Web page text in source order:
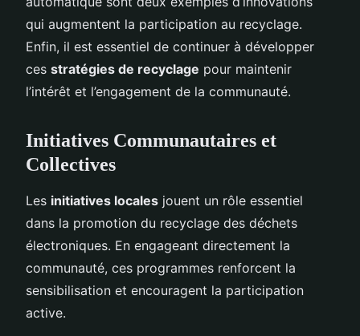
qui augmentent la participation au recyclage.
Enfin, il est essentiel de continuer à développer
ces stratégies de recyclage pour maintenir
l’intérêt et l’engagement de la communauté.
Initiatives Communautaires et
Collectives
Les initiatives locales jouent un rôle essentiel
dans la promotion du recyclage des déchets
électroniques. En engageant directement la
communauté, ces programmes renforcent la
sensibilisation et encouragent la participation
active.